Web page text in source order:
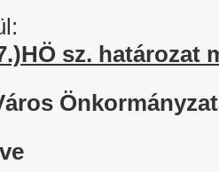
sz. határozat